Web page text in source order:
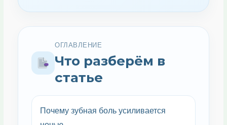
ОГЛАВЛЕНИЕ
Что разберём в
статье
Почему зубная боль усиливается